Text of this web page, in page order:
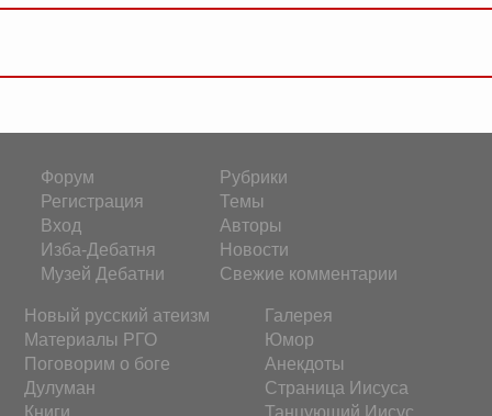
Форум
Регистрация
Вход
Изба-Дебатня
Музей Дебатни
Рубрики
Темы
Авторы
Новости
Свежие комментарии
Новый русский атеизм
Материалы РГО
Поговорим о боге
Дулуман
Галерея
Юмор
Анекдоты
Страница Иисуса